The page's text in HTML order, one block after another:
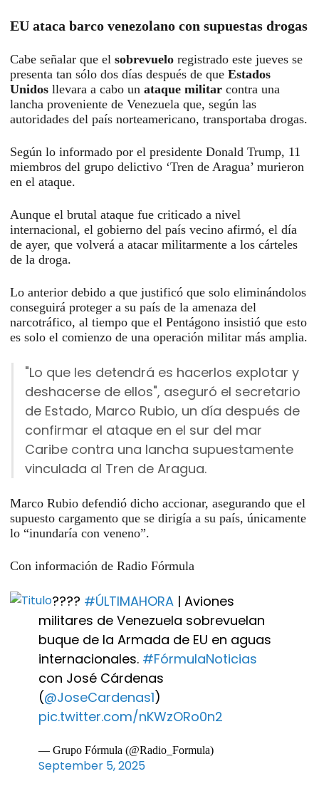
EU ataca barco venezolano con supuestas drogas
Cabe señalar que el sobrevuelo registrado este jueves se
presenta tan sólo dos días después de que Estados
Unidos llevara a cabo un ataque militar contra una
lancha proveniente de Venezuela que, según las
autoridades del país norteamericano, transportaba drogas.
Según lo informado por el presidente Donald Trump, 11
miembros del grupo delictivo ‘Tren de Aragua’ murieron
en el ataque.
Aunque el brutal ataque fue criticado a nivel
internacional, el gobierno del país vecino afirmó, el día
de ayer, que volverá a atacar militarmente a los cárteles
de la droga.
Lo anterior debido a que justificó que solo eliminándolos
conseguirá proteger a su país de la amenaza del
narcotráfico, al tiempo que el Pentágono insistió que esto
es solo el comienzo de una operación militar más amplia.
"Lo que les detendrá es hacerlos explotar y
deshacerse de ellos", aseguró el secretario
de Estado, Marco Rubio, un día después de
confirmar el ataque en el sur del mar
Caribe contra una lancha supuestamente
vinculada al Tren de Aragua.
Marco Rubio defendió dicho accionar, asegurando que el
supuesto cargamento que se dirigía a su país, únicamente
lo “inundaría con veneno”.
Con información de Radio Fórmula
???? #ÚLTIMAHORA | Aviones
militares de Venezuela sobrevuelan
buque de la Armada de EU en aguas
internacionales. #FórmulaNoticias
con José Cárdenas
(@JoseCardenas1)
pic.twitter.com/nKWzORo0n2
— Grupo Fórmula (@Radio_Formula)
September 5, 2025